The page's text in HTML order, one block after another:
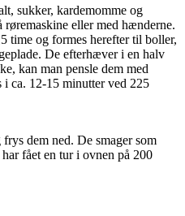
sukker, kardemomme og
eller med hænderne.
time og formes herefter til boller,
De efterhæver i en halv
kan man pensle dem med
i ca. 12-15 minutter ved 225
dem ned. De smager som
fået en tur i ovnen på 200